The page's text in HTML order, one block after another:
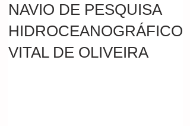
NAVIO DE PESQUISA
HIDROCEANOGRÁFICO
VITAL DE OLIVEIRA